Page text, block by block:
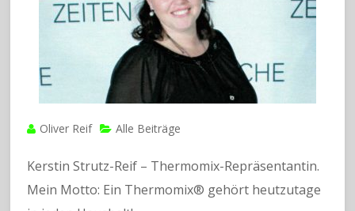
Oliver Reif Alle Beiträge
Kerstin Strutz-Reif – Thermomix-Repräsentantin.
Mein Motto: Ein Thermomix® gehört heutzutage